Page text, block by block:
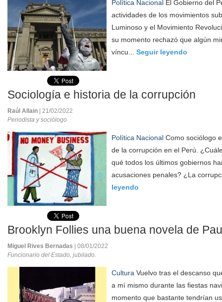
Política Nacional
El Gobierno del
actividades de los movimientos
Luminoso y el Movimiento
su momento rechazó que algún
víncu... Seguir leyendo
Sociología e historia de la corrupción
Raúl Allain
| 21/02/2022
Periodista y sociólogo
Política Nacional Como sociólogo
de la corrupción en el Perú.
qué todos los últimos gobiernos
acusaciones penales? ¿La
leyendo
Brooklyn Follies una buena novela de
Miguel Rives Bernadas
| 08/01/2022
Funcionario del Estado, jubilado.
Cultura Vuelvo tras el descanso
a mí mismo durante las fiestas
momento que bastante tendrían